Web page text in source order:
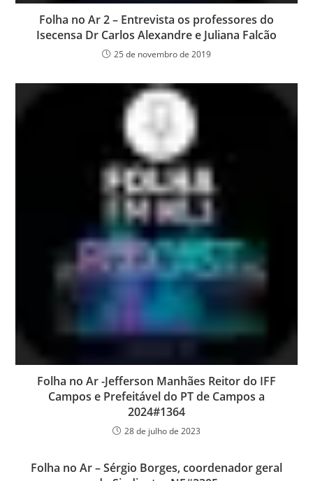
Folha no Ar 2 – Entrevista os professores do
Isecensa Dr Carlos Alexandre e Juliana Falcão
25 de novembro de 2019
Folha no Ar -Jefferson Manhães Reitor do IFF
Campos e Prefeitável do PT de Campos a
2024#1364
28 de julho de 2023
Folha no Ar – Sérgio Borges, coordenador geral